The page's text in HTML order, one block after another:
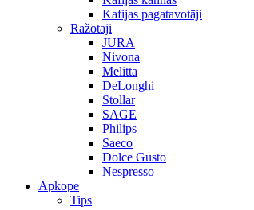
Kafijas pagatavotāji
Ražotāji
JURA
Nivona
Melitta
DeLonghi
Stollar
SAGE
Philips
Saeco
Dolce Gusto
Nespresso
Apkope
Tips